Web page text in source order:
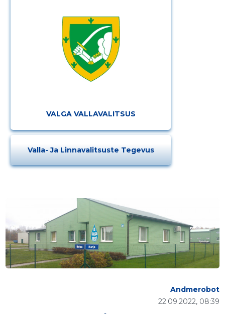
VALGA VALLAVALITSUS
Valla- Ja Linnavalitsuste Tegevus
22.09.2022, 08:39
Andmerobot